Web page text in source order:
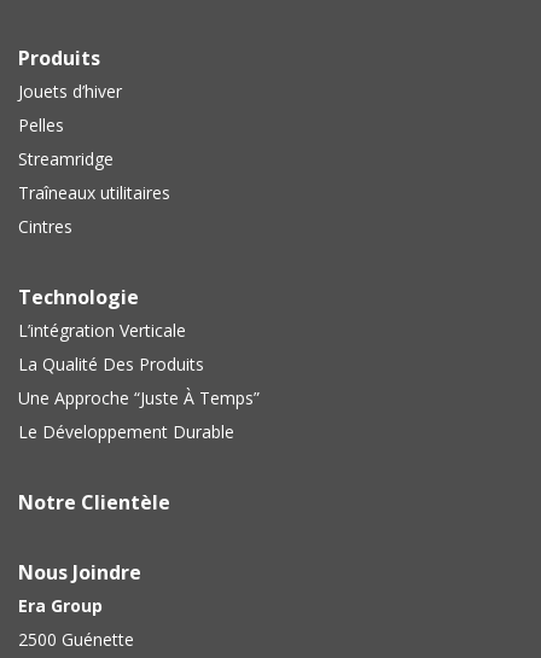
Produits
Jouets d’hiver
Pelles
Streamridge
Traîneaux utilitaires
Cintres
Technologie
L’intégration Verticale
La Qualité Des Produits
Une Approche “Juste À Temps”
Le Développement Durable
Notre Clientèle
Nous Joindre
Era Group
2500 Guénette